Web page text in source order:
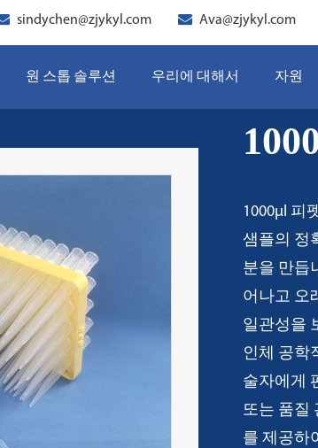
sindychen@zjykyl.com Ava@zjykyl.com
원 스톱 솔루션 우리에 대해서 자원
1000µl 피
샘플의 정
분을 만듭
어나고 오
일관성을
인체 공학
술자에게
또는 품질
를 제공하